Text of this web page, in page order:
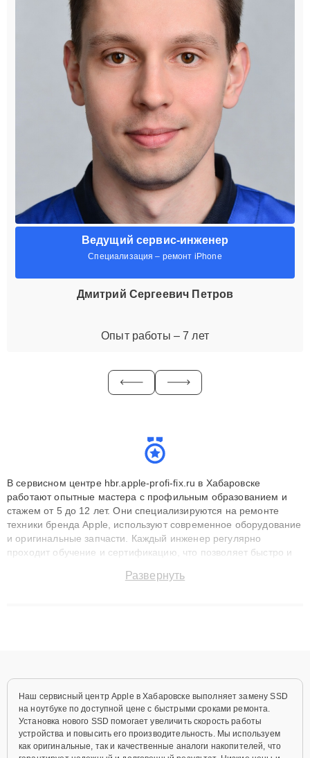
Ведущий сервис-инженер
Специализация – ремонт iPhone
Дмитрий Сергеевич Петров
Опыт работы – 7 лет
В сервисном центре hbr.apple-profi-fix.ru в Хабаровске
работают опытные мастера с профильным образованием и
стажем от 5 до 12 лет. Они специализируются на ремонте
техники бренда Apple, используют современное оборудование
и оригинальные запчасти. Каждый инженер регулярно
проходит обучение и сертификацию, что позволяет быстро и
сохранением гарантии до 3 лет. Наши мастера решают
Развернуть
Наш сервисный центр Apple в Хабаровске выполняет замену SSD
на ноутбуке по доступной цене с быстрыми сроками ремонта.
Установка нового SSD помогает увеличить скорость работы
устройства и повысить его производительность. Мы используем
как оригинальные, так и качественные аналоги накопителей, что